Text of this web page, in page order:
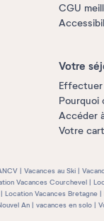
CGU
Votre
Effectuer
Pourquoi
Accéder
Votre
Vacances au Ski
Vacances Courchevel
Location Vacances Bretagne
An vacances en solo